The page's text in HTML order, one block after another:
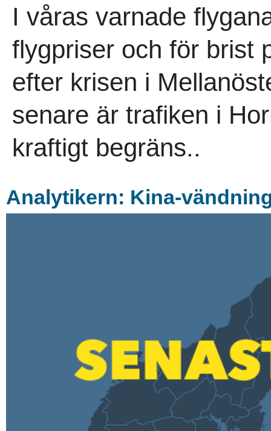
I våras varnade
flygpriser och för brist
efter krisen i
senare är trafiken i
kraftigt begräns..
Analytikern: Kina-